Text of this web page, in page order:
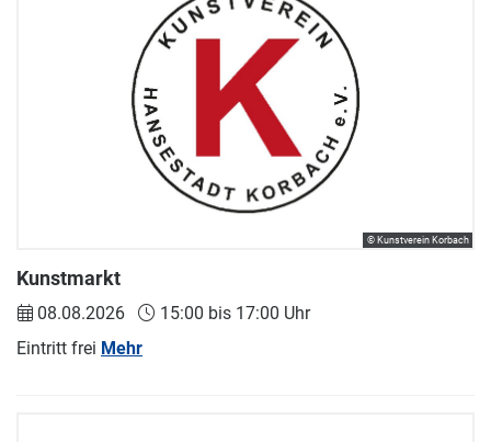
Kunstmarkt
08.08.2026
15:00 bis 17:00 Uhr
Eintritt frei Mehr
© Kunstverein Korbach